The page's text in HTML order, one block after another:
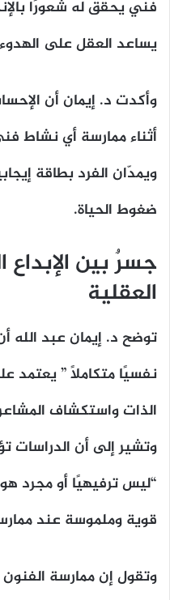
فني يحقق له شعورًا
يساعد العقل على الهدوء
وأكدت د. إيمان أن
أثناء ممارسة أي نشاط
ويمدّان الفرد بطاقة
ضغوط الحياة.
جسرٌ بين
العقلية
توضح د. إيمان عبد الله
نفسيًا متكاملًا ” يعتمد
الذات واستكشاف
وتشير إلى أن الدراسات
“ليس ترفيهيًا أو مجرد
قوية وملموسة عند
وتقول إن ممارسة